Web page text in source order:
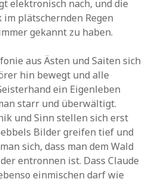
elektronisch nach, und die
plätschernden Regen
gekannt zu haben.
aus Ästen und Saiten sich
hin bewegt und alle
ein Eigenleben
starr und überwältigt.
und Sinn stellen sich erst
Bilder greifen tief und
sich, dass man dem Wald
entronnen ist. Dass Claude
einmischen darf wie